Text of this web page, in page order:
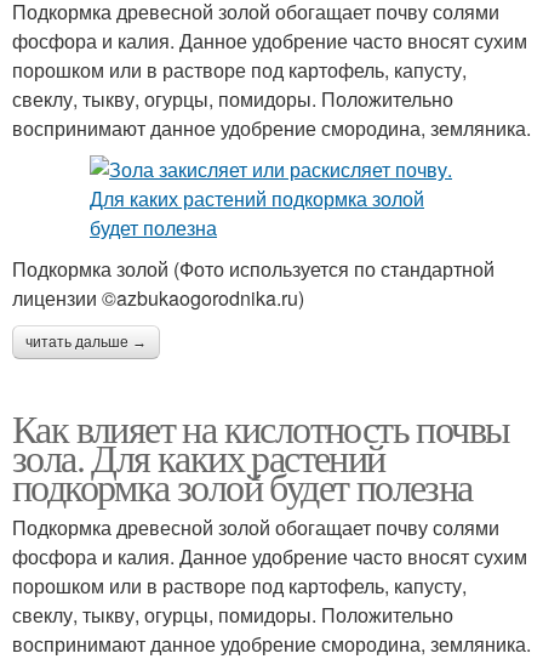
Подкормка древесной золой обогащает почву солями
фосфора и калия. Данное удобрение часто вносят сухим
порошком или в растворе под картофель, капусту,
свеклу, тыкву, огурцы, помидоры. Положительно
воспринимают данное удобрение смородина, земляника.
Подкормка золой (Фото используется по стандартной
лицензии ©azbukaogorodnika.ru)
читать дальше →
Как влияет на кислотность почвы
зола. Для каких растений
подкормка золой будет полезна
Подкормка древесной золой обогащает почву солями
фосфора и калия. Данное удобрение часто вносят сухим
порошком или в растворе под картофель, капусту,
свеклу, тыкву, огурцы, помидоры. Положительно
воспринимают данное удобрение смородина, земляника.